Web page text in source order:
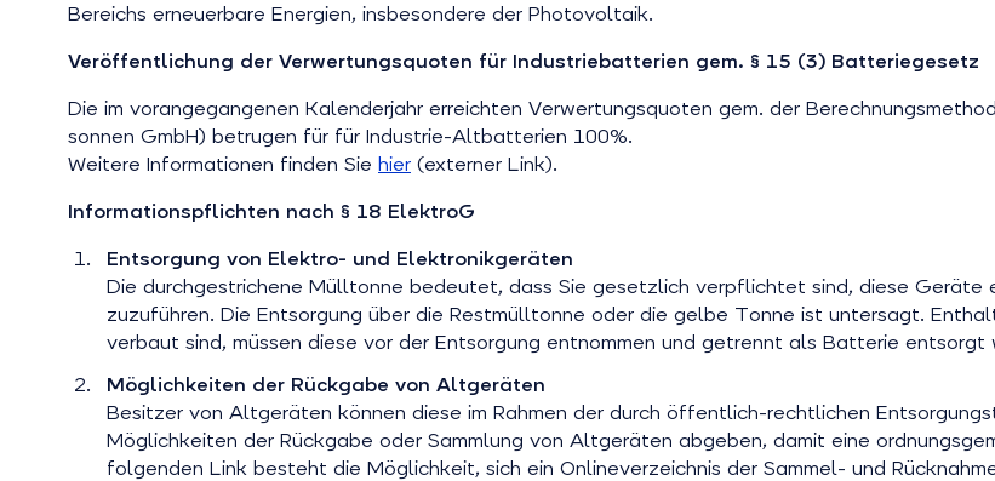
Bereichs erneuerbare Energien, insbesondere der Photovoltaik.
Veröffentlichung der Verwertungsquoten für Industriebatterien gem. § 15 (3) Batteriegesetz
Die im vorangegangenen Kalenderjahr erreichten Verwertungsquoten gem. der
sonnen GmbH) betrugen für für Industrie-Altbatterien 100%.
Weitere Informationen finden Sie hier (externer Link).
Informationspflichten nach § 18 ElektroG
Entsorgung von Elektro- und Elektronikgeräten
Die durchgestrichene Mülltonne bedeutet, dass Sie gesetzlich verpflichtet sind, diese
zuzuführen. Die Entsorgung über die Restmülltonne oder die gelbe Tonne ist untersagt.
verbaut sind, müssen diese vor der Entsorgung entnommen und getrennt als Batterie entsorgt
Möglichkeiten der Rückgabe von Altgeräten
Besitzer von Altgeräten können diese im Rahmen der durch öffentlich-rechtlichen
Möglichkeiten der Rückgabe oder Sammlung von Altgeräten abgeben, damit eine
folgenden Link besteht die Möglichkeit, sich ein Onlineverzeichnis der Sammel- und